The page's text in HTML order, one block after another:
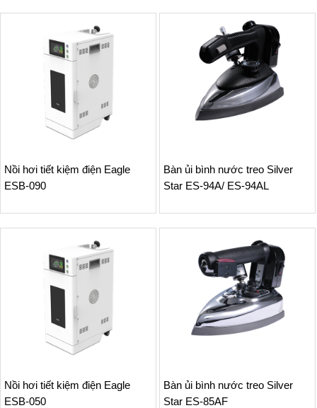
Nồi hơi tiết kiệm điện Eagle
ESB-090
Bàn ủi bình nước treo Silver
Star ES-94A/ ES-94AL
Nồi hơi tiết kiệm điện Eagle
ESB-050
Bàn ủi bình nước treo Silver
Star ES-85AF